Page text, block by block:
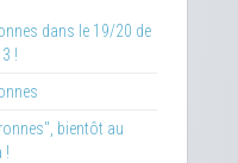
dans le 19/20 de
!
bientôt au
!